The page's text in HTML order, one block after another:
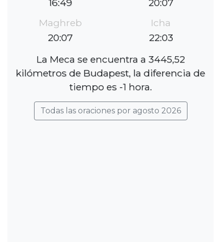
16:49
20:07
Maghreb
20:07
Icha
22:03
La Meca se encuentra a 3445,52
kilómetros de Budapest, la diferencia de
tiempo es -1 hora.
Todas las oraciones por agosto 2026